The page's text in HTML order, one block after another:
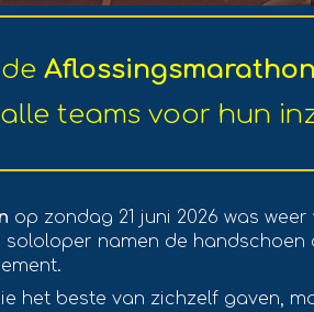
Aflossingsmarathon
teams voor hun
op zondag 21 juni 2026 was
sololoper namen de
het beste van zichzelf gaven,